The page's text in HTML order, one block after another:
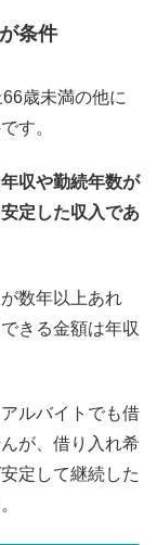
条件
歳未満の他に
す。
収や勤続年数が
定した収入であ
数年以上あれ
きる金額は年収
ルバイトでも借
が、借り入れ希
定して継続した